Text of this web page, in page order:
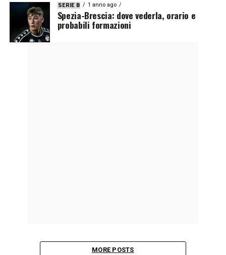
SERIE B 1 anno ago
Spezia-Brescia: dove vederla, orario e
probabili formazioni
MORE POSTS